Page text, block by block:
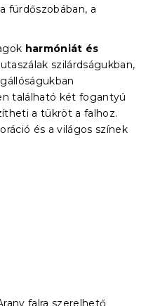
fürdőszobában, a
harmóniát és
szilárdságukban,
található két fogantyú
a tükröt a falhoz.
és a világos színek
falra szerelhető